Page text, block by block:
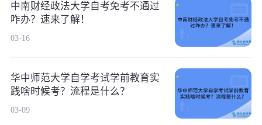
中南财经政法大学自考免考不通过
咋办？速来了解！
03-16
华中师范大学自学考试学前教育实
践啥时候考？流程是什么？
03-09